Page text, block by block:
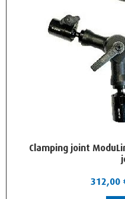
Clamping joint
312,00